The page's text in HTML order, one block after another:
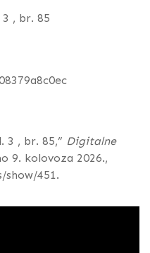
, br. 85
3 , br. 85,” Digitalne
9. kolovoza 2026.,
show/451.